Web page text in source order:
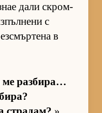
дали скром­
с
в
раз­би­ра…